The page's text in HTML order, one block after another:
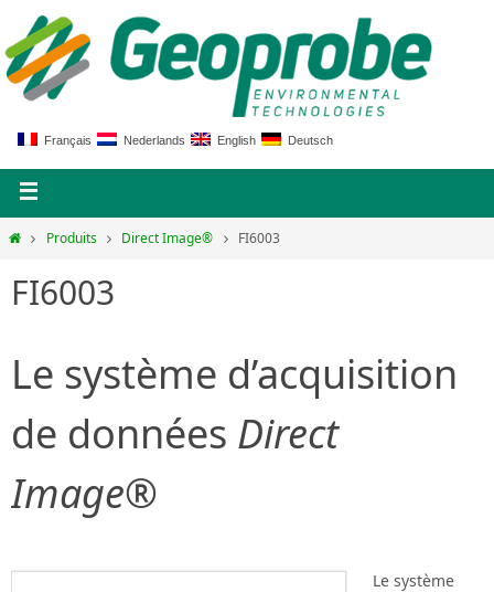
Français Nederlands English Deutsch
Produits Direct Image® FI6003
FI6003
Le système d’acquisition
de données Direct
Image®
Le système